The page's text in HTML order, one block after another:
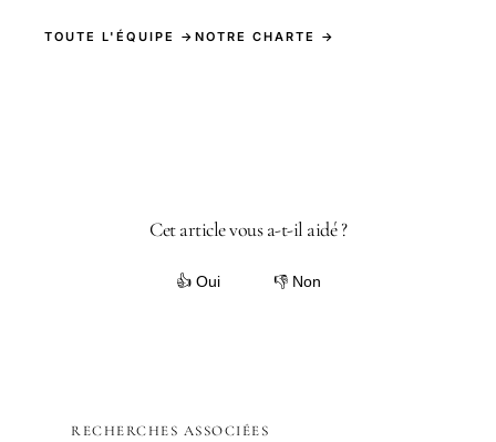
TOUTE L'ÉQUIPE → NOTRE CHARTE →
Cet article vous a-t-il aidé ?
👍 Oui 👎 Non
RECHERCHES ASSOCIÉES